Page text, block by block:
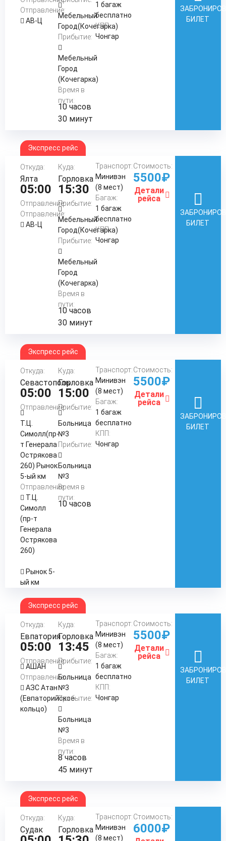
Отправление:
АВ-Ц
Мебельный
Город(Кочегарка)
Прибытие:
Мебельный
Город
(Кочегарка)
Время в
пути:
10 часов
30 минут
1 багаж
бесплатно
КПП:
Чонгар
БИЛЕТ
Экспресс рейс
Откуда:
Ялта
05:00
Отправление:
Отправление:
АВ-Ц
Куда:
Горловка
15:30
Прибытие:
Мебельный
Город(Кочегарка)
Прибытие:
Мебельный
Город
(Кочегарка)
Время в
пути:
10 часов
30 минут
Транспорт:
Минивэн
(8 мест)
Багаж:
1 багаж
бесплатно
КПП:
Чонгар
Стоимость:
5500₽
Детали
рейса
БИЛЕТ
Экспресс рейс
Откуда:
Севастополь
05:00
Отправление:
Т.Ц.
Симолл(пр-
т Генерала
Острякова
260) Рынок
5-ый км
Отправление:
Т.Ц.
Симолл
(пр-т
Генерала
Острякова
260)
Рынок 5-
ый км
Куда:
Горловка
15:00
Прибытие:
Больница
№3
Прибытие:
Больница
№3
Время в
пути:
10 часов
Транспорт:
Минивэн
(8 мест)
Багаж:
1 багаж
бесплатно
КПП:
Чонгар
Стоимость:
5500₽
Детали
рейса
БИЛЕТ
Экспресс рейс
Откуда:
Евпатория
05:00
Отправление:
АШАН
Отправление:
АЗС Атан
(Евпаторийское
кольцо)
Куда:
Горловка
13:45
Прибытие:
Больница
№3
Прибытие:
Больница
№3
Время в
пути:
8 часов
45 минут
Транспорт:
Минивэн
(8 мест)
Багаж:
1 багаж
бесплатно
КПП:
Чонгар
Стоимость:
5500₽
Детали
рейса
БИЛЕТ
Экспресс рейс
Откуда:
Судак
Куда:
Горловка
Транспорт:
Минивэн
(8 мест)
Стоимость:
6000₽